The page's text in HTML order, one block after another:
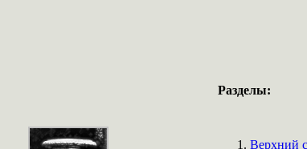
Разделы:
Верхний